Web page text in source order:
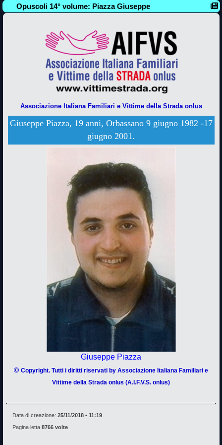
Opuscoli 14° volume: Piazza Giuseppe
Associazione Italiana Familiari e Vittime della Strada onlus
Giuseppe Piazza, 19 anni, Orbassano 9 giugno 1982 -17
giugno 2001.
Giuseppe Piazza
© Copyright. Tutti i diritti riservati by Associazione Italiana Familiari e
Vittime della Strada onlus (A.I.F.V.S. onlus)
Data di creazione: 25/11/2018 • 11:19
Pagina letta 8766 volte